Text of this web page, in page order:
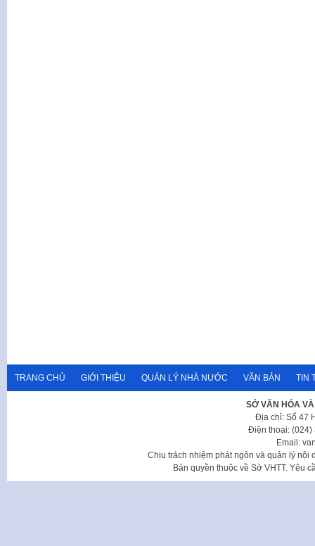
TRANG CHỦ GIỚI THIỆU QUẢN LÝ NHÀ NƯỚC VĂN BẢN TIN
SỞ VĂN HÓA
Địa chỉ: Số 47
Điện thoại: (024)
Email:
Chịu trách nhiệm phát ngôn và quản lý nội
Bản quyền thuộc về Sở VHTT. Yêu